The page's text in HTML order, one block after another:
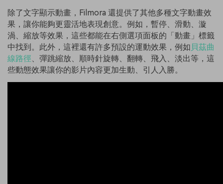
除了文字顯示動畫，Filmora 還提供了其他多種文字動畫效
果，讓你能夠更靈活地表現創意。例如，暫停、滑動、漩
渦、縮放等效果，這些都能在右側選項面板的「動畫」標籤
中找到。此外，這裡還有許多預設的運動效果，例如 貝茲曲
線路徑、彈跳縮放、順時針旋轉、翻轉、飛入、淡出等，這
些動態效果讓你的影片內容更加生動、引人入勝。